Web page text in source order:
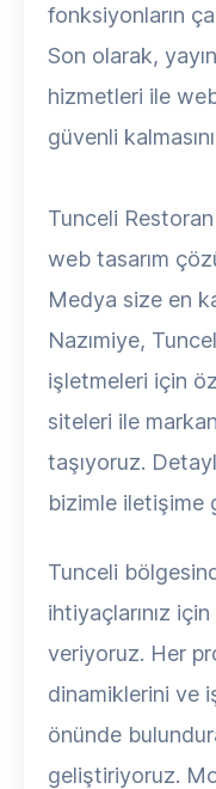
fonksiyonların
Son olarak,
hizmetleri ile
güvenli
Tunceli
web tasarım
Medya size en
Nazımiye,
işletmeleri için
siteleri ile
taşıyoruz.
bizimle iletişime
Tunceli
ihtiyaçlarınız
veriyoruz. Her
dinamiklerini ve
önünde
geliştiriyoruz.